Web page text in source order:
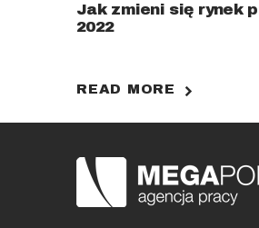
FOR CANDIDATE
Jak zmieni się rynek
2022
READ MORE